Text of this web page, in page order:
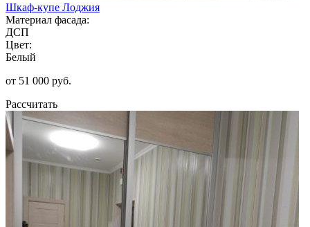
Шкаф-купе Лоджия
Материал фасада:
ДСП
Цвет:
Белый
от 51 000 руб.
Рассчитать